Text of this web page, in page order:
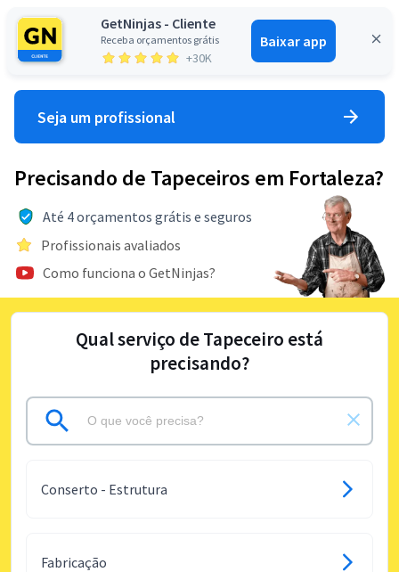
GetNinjas - Cliente
Receba orçamentos grátis
+30K
Baixar app
Entrar
Seja um profissional
Precisando de Tapeceiros em Fortaleza?
Até 4 orçamentos grátis e seguros
Profissionais avaliados
Como funciona o GetNinjas?
Qual serviço de Tapeceiro está
precisando?
Conserto - Estrutura
Fabricação